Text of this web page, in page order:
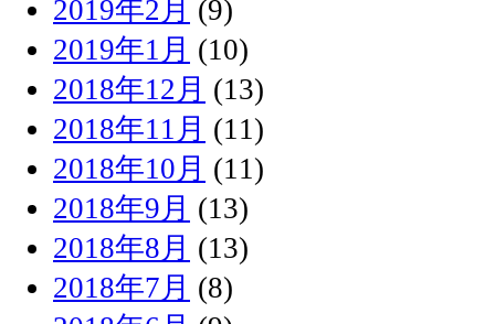
2019年2月 (9)
2019年1月 (10)
2018年12月 (13)
2018年11月 (11)
2018年10月 (11)
2018年9月 (13)
2018年8月 (13)
2018年7月 (8)